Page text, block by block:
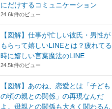
にだけするコミュニケーション
24.6k件のビュー
【図解】仕事が忙しい彼氏・男性が
もらって嬉しいLINEとは？疲れてる
時に嬉しい言葉魔法のLINE
24.5k件のビュー
【図解】あのね、恋愛とは「子ども
の頃の親との関係」の再現なんだ
よ。母親との関係も大きく関わるん